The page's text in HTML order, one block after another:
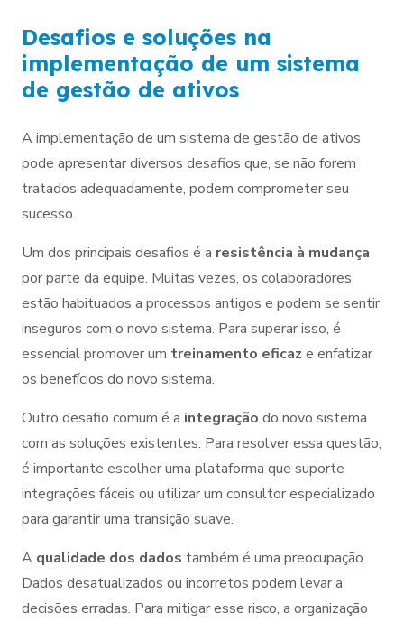
Desafios e soluções na
implementação de um sistema
de gestão de ativos
A implementação de um sistema de gestão de ativos
pode apresentar diversos desafios que, se não forem
tratados adequadamente, podem comprometer seu
sucesso.
Um dos principais desafios é a resistência à mudança
por parte da equipe. Muitas vezes, os colaboradores
estão habituados a processos antigos e podem se sentir
inseguros com o novo sistema. Para superar isso, é
essencial promover um treinamento eficaz e enfatizar
os benefícios do novo sistema.
Outro desafio comum é a integração do novo sistema
com as soluções existentes. Para resolver essa questão,
é importante escolher uma plataforma que suporte
integrações fáceis ou utilizar um consultor especializado
para garantir uma transição suave.
A qualidade dos dados também é uma preocupação.
Dados desatualizados ou incorretos podem levar a
decisões erradas. Para mitigar esse risco, a organização